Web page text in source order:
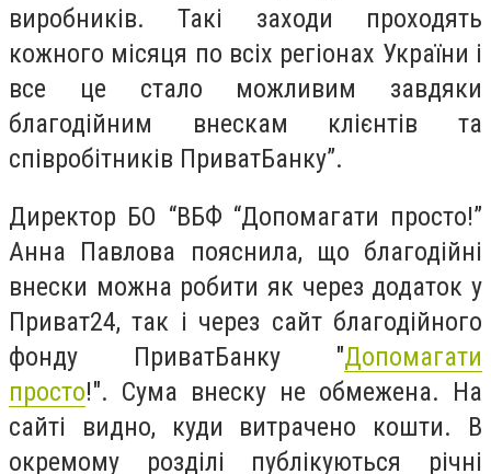
виробників. Такі заходи проходять
кожного місяця по всіх регіонах України і
все це стало можливим завдяки
благодійним внескам клієнтів та
співробітників ПриватБанку”.
Директор БО “ВБФ “Допомагати просто!”
Анна Павлова пояснила, що благодійні
внески можна робити як через додаток у
Приват24, так і через сайт благодійного
фонду ПриватБанку "Допомагати
просто!". Сума внеску не обмежена. На
сайті видно, куди витрачено кошти. В
окремому розділі публікуються річні